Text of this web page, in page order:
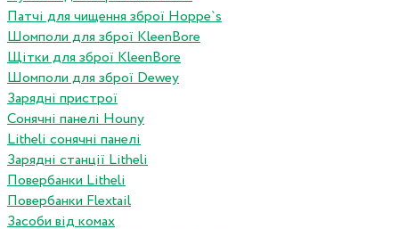
Патчі для чищення зброї Hoppe`s
Шомполи для зброї KleenBore
Щітки для зброї KleenBore
Шомполи для зброї Dewey
Зарядні пристрої
Сонячні панелі Houny
Litheli сонячні панелі
Зарядні станції Litheli
Повербанки Litheli
Повербанки Flextail
Засоби від комах